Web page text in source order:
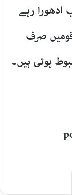
رہے
صرف
ہوتی ہیں۔